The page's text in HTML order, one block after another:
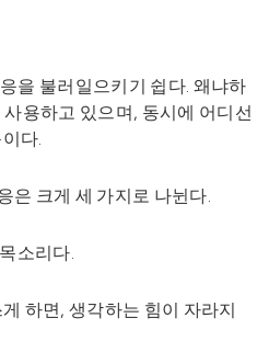
을 불러일으키기 쉽다. 왜냐하
용하고 있으며, 동시에 어디선
다.
은 크게 세 가지로 나뉜다.
소리다.
하면, 생각하는 힘이 자라지